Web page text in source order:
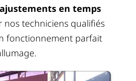
ajustements en temps
nos techniciens qualifiés
fonctionnement parfait